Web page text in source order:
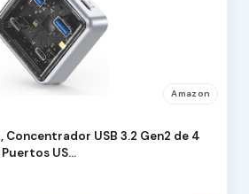
Amazon
Concentrador USB 3.2 Gen2 de 4
US…